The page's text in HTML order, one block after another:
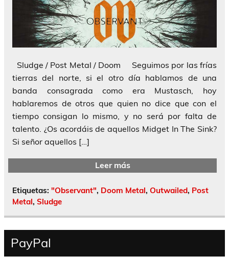
Sludge / Post Metal / Doom Seguimos por las frías
tierras del norte, si el otro día hablamos de una
banda consagrada como era Mustasch, hoy
hablaremos de otros que quien no dice que con el
tiempo consigan lo mismo, y no será por falta de
talento. ¿Os acordáis de aquellos Midget In The Sink?
Si señor aquellos […]
Leer más
Etiquetas: "Observant", Doom Metal, Outwailed, Post
Metal, Sludge
PayPal